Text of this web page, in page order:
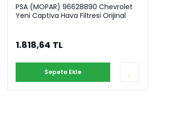
PSA (MOPAR) 96628890 Chevrolet
Yeni Captiva Hava Filtresi Orijinal
1.818,64 TL
Sepete Ekle